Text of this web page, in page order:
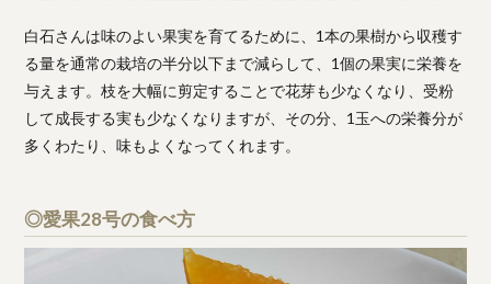
白石さんは味のよい果実を育てるために、1本の果樹から収穫す
る量を通常の栽培の半分以下まで減らして、1個の果実に栄養を
与えます。枝を大幅に剪定することで花芽も少なくなり、受粉
して成長する実も少なくなりますが、その分、1玉への栄養分が
多くわたり、味もよくなってくれます。
◎愛果28号の食べ方